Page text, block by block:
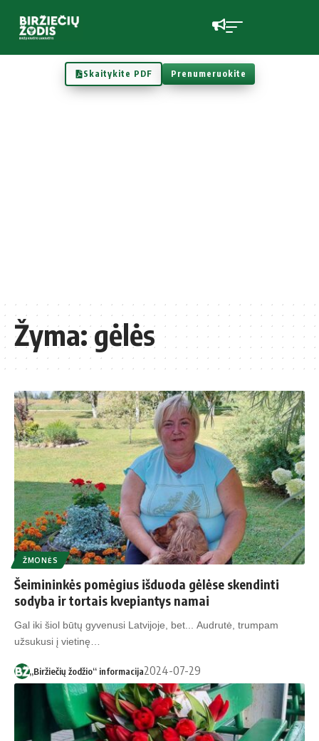
Skaitykite PDF Prenumeruokite
Žyma:gėlės
ŽMONĖS
Šeimininkės pomėgius išduoda gėlėse skendinti
sodyba ir tortais kvepiantys namai
Gal iki šiol būtų gyvenusi Latvijoje, bet... Audrutė, trumpam
užsukusi į vietinę…
„Biržiečių žodžio“ informacija2024-07-29